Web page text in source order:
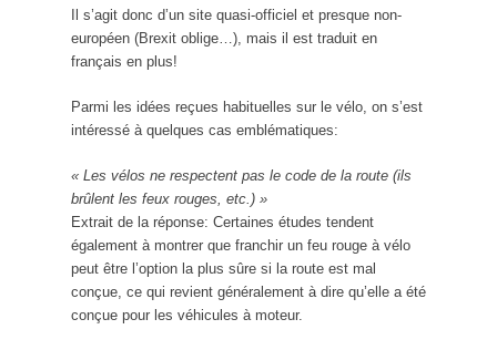
Il s’agit donc d’un site quasi-officiel et presque non-
européen (Brexit oblige…), mais il est traduit en
français en plus!
Parmi les idées reçues habituelles sur le vélo, on s’est
intéressé à quelques cas emblématiques:
« Les vélos ne respectent pas le code de la route (ils
brûlent les feux rouges, etc.) »
Extrait de la réponse: Certaines études tendent
également à montrer que franchir un feu rouge à vélo
peut être l’option la plus sûre si la route est mal
conçue, ce qui revient généralement à dire qu’elle a été
conçue pour les véhicules à moteur.